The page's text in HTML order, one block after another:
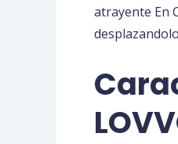
atrayente En